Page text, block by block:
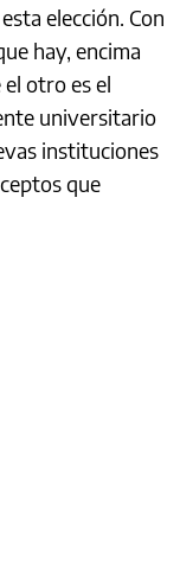
elección. Con
hay, encima
otro es el
universitario
instituciones
que